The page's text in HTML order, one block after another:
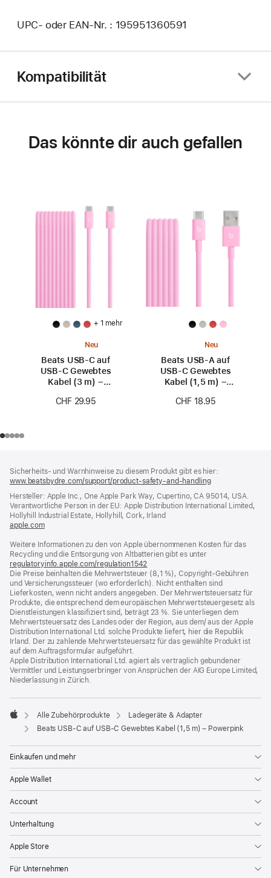
UPC- oder EAN-Nr. : 195951360591
Kompatibilität
Das könnte dir auch gefallen
+ 1 mehr
Neu
Beats USB‑C auf
USB‑C Gewebtes
Kabel (3 m) –
CHF 29.95
Neu
Beats USB‑A auf
USB‑C Gewebtes
Kabel (1,5 m) –
CHF 18.95
Sicherheits- und Warnhinweise zu diesem Produkt gibt es hier:
www.beatsbydre.com/support/product-safety-and-handling(öffnet
neues
Fenster)
Hersteller: Apple Inc., One Apple Park Way, Cupertino, CA 95014, USA.
Verantwortliche Person in der EU: Apple Distribution International Limited,
Hollyhill Industrial Estate, Hollyhill, Cork, Irland
apple.com(öffnet
neues
Fenster)
Weitere Informationen zu den von Apple übernommenen Kosten für das
Recycling und die Entsorgung von Altbatterien gibt es unter
regulatoryinfo.apple.com/regulation1542
ein
neues
Fenster)
Die Preise beinhalten die Mehrwertsteuer (8,1 %), Copyright-Gebühren
und Versicherungssteuer (wo erforderlich). Nicht enthalten sind
Lieferkosten, wenn nicht anders angegeben. Der Mehrwertsteuersatz für
Produkte, die entsprechend dem europäischen Mehrwertsteuergesetz als
Dienstleistungen klassifiziert sind, beträgt 23 %. Sie unterliegen dem
Mehrwertsteuersatz des Landes oder der Region, aus dem/ aus der Apple
Distribution International Ltd. solche Produkte liefert, hier die Republik
Irland. Der zu zahlende Mehrwertsteuersatz für das gewählte Produkt ist
auf dem Auftragsformular aufgeführt.
Apple Distribution International Ltd. agiert als vertraglich gebundener
Vermittler und Leistungserbringer von Ansprüchen der AIG Europe Limited,
Niederlassung in Zürich.
Apple
Alle Zubehörprodukte
Ladegeräte & Adapter
Beats USB‑C auf USB‑C Gewebtes Kabel (1,5 m) – Powerpink
Einkaufen und mehr
Apple Wallet
Account
Unterhaltung
Apple Store
Für Unternehmen